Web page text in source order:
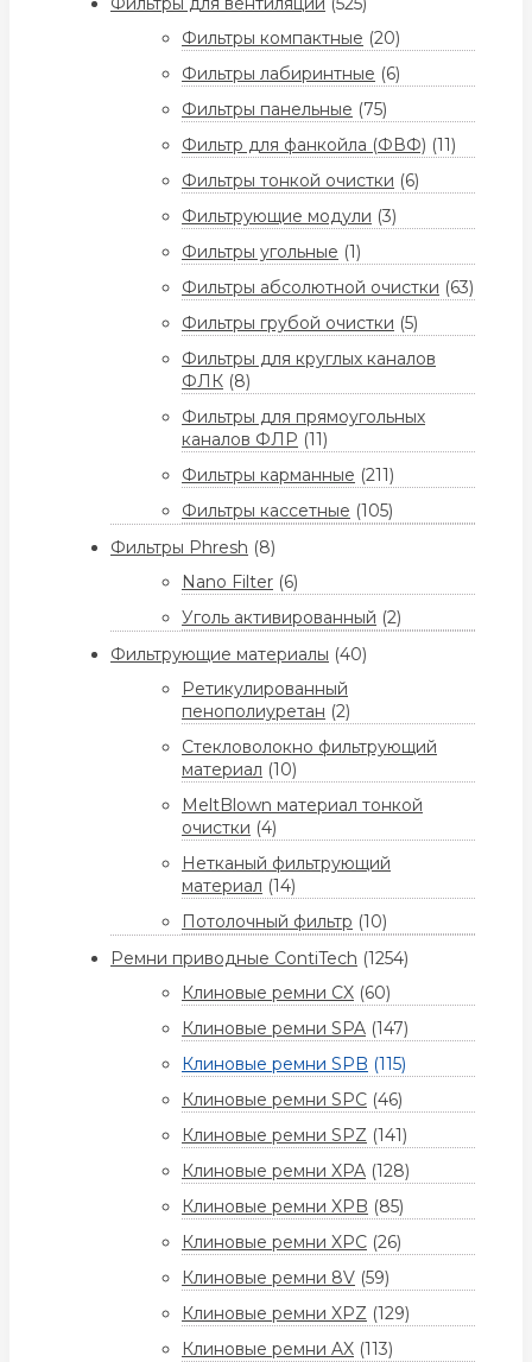
Фильтры компактные (20)
Фильтры лабиринтные (6)
Фильтры панельные (75)
Фильтр для фанкойла (ФВФ) (11)
Фильтры тонкой очистки (6)
Фильтрующие модули (3)
Фильтры угольные (1)
Фильтры абсолютной очистки (63)
Фильтры грубой очистки (5)
Фильтры для круглых каналов
ФЛК (8)
Фильтры для прямоугольных
каналов ФЛР (11)
Фильтры карманные (211)
Фильтры кассетные (105)
Фильтры Phresh (8)
Nano Filter (6)
Уголь активированный (2)
Фильтрующие материалы (40)
Ретикулированный
пенополиуретан (2)
Стекловолокно фильтрующий
материал (10)
MeltBlown материал тонкой
очистки (4)
Нетканый фильтрующий
материал (14)
Потолочный фильтр (10)
Ремни приводные ContiTech (1254)
Клиновые ремни CX (60)
Клиновые ремни SPA (147)
Клиновые ремни SPB (115)
Клиновые ремни SPC (46)
Клиновые ремни SPZ (141)
Клиновые ремни XPA (128)
Клиновые ремни XPB (85)
Клиновые ремни XPC (26)
Клиновые ремни 8V (59)
Клиновые ремни XPZ (129)
Клиновые ремни AX (113)